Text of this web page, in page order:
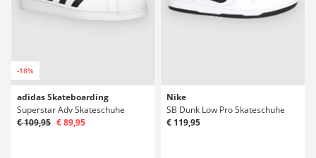
-18%
adidas Skateboarding
Superstar Adv Skateschuhe
€ 109,95 € 89,95
Nike
SB Dunk Low Pro Skateschuhe
€ 119,95